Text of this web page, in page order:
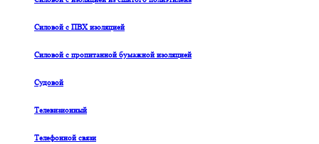
Силовой с ПВХ изоляцией
Силовой с пропитанной бумажной изоляцией
Судовой
Телевизионный
Телефонной связи